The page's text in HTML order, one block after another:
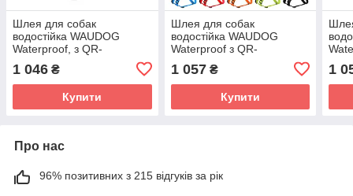
Шлея для собак
водостійка WAUDOG
Waterproof, з QR-
світловідбиваюча,
металева пряжка-
фастекс, S, Ш
1 046 ₴
Купити
Шлея для собак
водостійка WAUDOG
Waterproof з QR-
пряжка-фастекс, Ш 20 мм,
Д 50-80
1 057₴
Купити
Д
1
Про нас
96% позитивних з 215 відгуків за рік